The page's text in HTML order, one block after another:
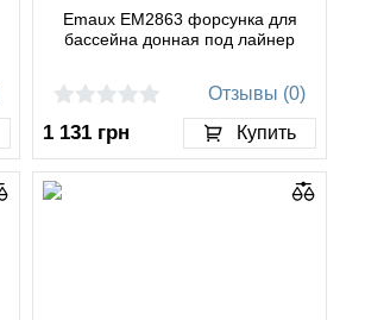
Emaux EM2863 форсунка для
бассейна донная под лайнер
Отзывы (0)
1 131 грн Купить